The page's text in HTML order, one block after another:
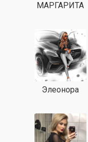
МАРГАРИТА
Элеонора